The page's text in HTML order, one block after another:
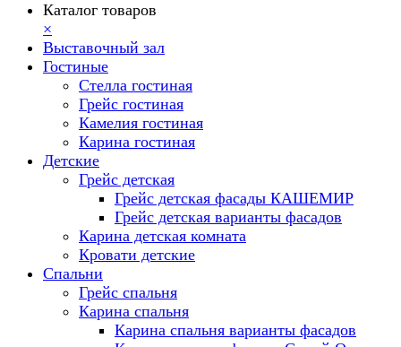
Каталог товаров
×
Выставочный зал
Гостиные
Стелла гостиная
Грейс гостиная
Камелия гостиная
Карина гостиная
Детские
Грейс детская
Грейс детская фасады КАШЕМИР
Грейс детская варианты фасадов
Карина детская комната
Кровати детские
Спальни
Грейс спальня
Карина спальня
Карина спальня варианты фасадов